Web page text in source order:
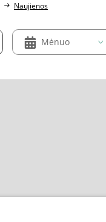
Naujienos
Mėnuo